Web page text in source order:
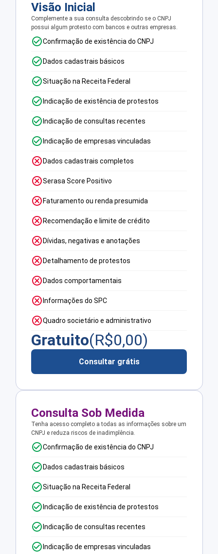
Visão Inicial
Complemente a sua consulta descobrindo se o CNPJ
possui algum protesto com bancos e outras empresas.
Confirmação de existência do CNPJ
Dados cadastrais básicos
Situação na Receita Federal
Indicação de existência de protestos
Indicação de consultas recentes
Indicação de empresas vinculadas
Dados cadastrais completos
Serasa Score Positivo
Faturamento ou renda presumida
Recomendação e limite de crédito
Dívidas, negativas e anotações
Detalhamento de protestos
Dados comportamentais
Informações do SPC
Quadro societário e administrativo
Gratuito(R$0,00)
Consultar grátis
Consulta Sob Medida
Tenha acesso completo a todas as informações sobre um
CNPJ e reduza riscos de inadimplência.
Confirmação de existência do CNPJ
Dados cadastrais básicos
Situação na Receita Federal
Indicação de existência de protestos
Indicação de consultas recentes
Indicação de empresas vinculadas